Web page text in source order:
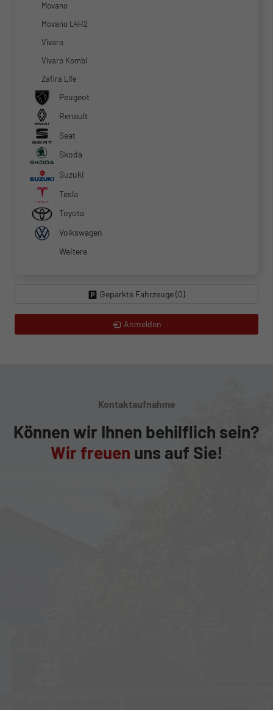
Movano
Movano L4H2
Vivaro
Vivaro Kombi
Zafira Life
Peugeot
Renault
Seat
Skoda
Suzuki
Tesla
Toyota
Volkswagen
Weitere
Geparkte Fahrzeuge (0)
Anmelden
Kontaktaufnahme
Können wir Ihnen behilflich sein?
Wir freuen uns auf Sie!